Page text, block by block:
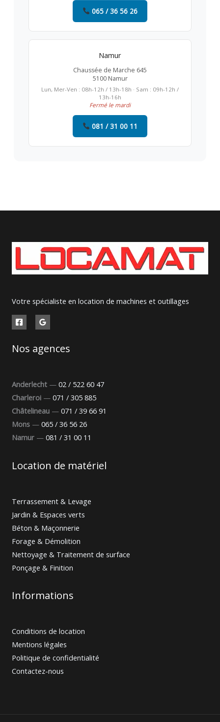
065 / 36 56 26
Namur
Chaussée de Marche 645
5100 Namur
Lun, Mer-Ven : 08h-12h / 13h-18h · Sam : 09h-12h /
13h-16h
Fermé le mardi
081 / 31 00 11
Votre spécialiste en location de machines et outillages
Nos agences
Anderlecht — 02 / 522 60 47
Charleroi — 071 / 305 885
Châtelineau — 071 / 39 66 91
Mons — 065 / 36 56 26
Namur — 081 / 31 00 11
Location de matériel
Terrassement & Levage
Jardin & Espaces verts
Béton & Maçonnerie
Forage & Démolition
Nettoyage & Traitement de surface
Ponçage & Finition
Informations
Conditions de location
Mentions légales
Politique de confidentialité
Contactez-nous